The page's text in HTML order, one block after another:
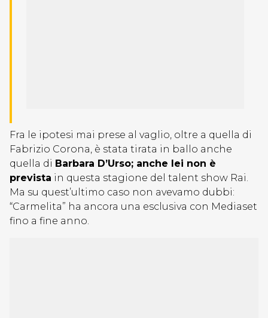
Fra le ipotesi mai prese al vaglio, oltre a quella di
Fabrizio Corona, è stata tirata in ballo anche
quella di Barbara D’Urso; anche lei non è
prevista in questa stagione del talent show Rai.
Ma su quest’ultimo caso non avevamo dubbi:
“Carmelita” ha ancora una esclusiva con Mediaset
fino a fine anno.